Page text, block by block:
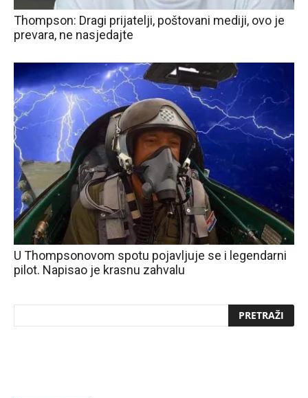
Thompson: Dragi prijatelji, poštovani mediji, ovo je
prevara, ne nasjedajte
U Thompsonovom spotu pojavljuje se i legendarni
pilot. Napisao je krasnu zahvalu